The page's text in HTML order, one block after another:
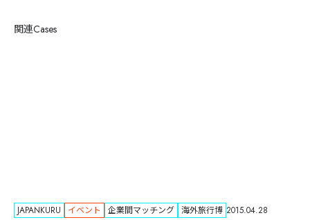
関連Cases
JAPANKURU イベント 企業間マッチング 海外旅行博 2015.04.28